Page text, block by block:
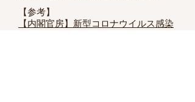
【参考】
【内閣官房】新型コロナウイルス感染